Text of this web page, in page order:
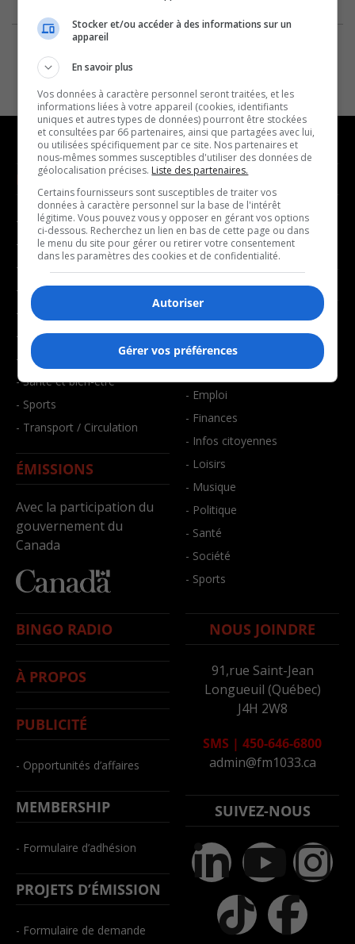
NOUVELLES
- Affaires municipales
- Communauté / Social
- Culture
- Économie
- Éducation
- Environnement
- Faits divers
- Santé et bien-être
- Sports
- Transport / Circulation
ÉMISSIONS
Avec la participation du
gouvernement du
Canada
MUSIQUE
- Décompte franco
- Joué récemment
BALADOS
- Art de vivre
- Bien-être
- Emploi
- Finances
- Infos citoyennes
- Loisirs
- Musique
- Politique
- Santé
- Société
- Sports
BINGO RADIO
À PROPOS
PUBLICITÉ
- Opportunités d’affaires
MEMBERSHIP
- Formulaire d’adhésion
PROJETS D’ÉMISSION
- Formulaire de demande
NOUS JOINDRE
91,rue Saint-Jean
Longueuil (Québec)
J4H 2W8
SMS | 450-646-6800
admin@fm1033.ca
SUIVEZ-NOUS
Stocker et/ou accéder à des informations sur un
appareil
En savoir plus
Vos données à caractère personnel seront traitées, et les
informations liées à votre appareil (cookies, identifiants
uniques et autres types de données) pourront être stockées
et consultées par 66 partenaires, ainsi que partagées avec lui,
ou utilisées spécifiquement par ce site. Nos partenaires et
nous-mêmes sommes susceptibles d'utiliser des données de
géolocalisation précises. Liste des partenaires.
Certains fournisseurs sont susceptibles de traiter vos
données à caractère personnel sur la base de l'intérêt
légitime. Vous pouvez vous y opposer en gérant vos options
ci-dessous. Recherchez un lien en bas de cette page ou dans
le menu du site pour gérer ou retirer votre consentement
dans les paramètres des cookies et de confidentialité.
Autoriser
Gérer vos préférences